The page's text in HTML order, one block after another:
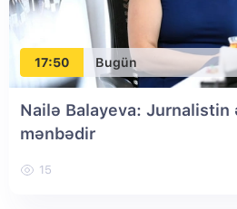
17:50 Bugün
Nailə Balayeva: Jurnalistin
mənbədir
15